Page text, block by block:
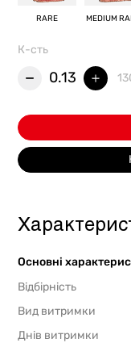
RARE MEDIUM
К-сть
0.13
Основні
Відбірність
Вид витримки
Днів витримки